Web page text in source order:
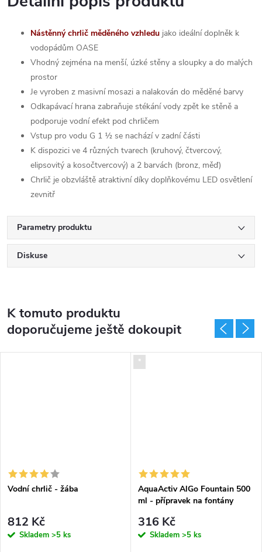
Nástěnný chrlič měděného vzhledu jako ideální doplněk k
vodopádům OASE
Vhodný zejména na menší, úzké stěny a sloupky a do malých
prostor
Je vyroben z masivní mosazi a nalakován do měděné barvy
Odkapávací hrana zabraňuje stékání vody zpět ke stěně a
podporuje vodní efekt pod chrličem
Vstup pro vodu G 1 ½ se nachází v zadní části
K dispozici ve 4 různých tvarech (kruhový, čtvercový,
elipsovitý a kosočtvercový) a 2 barvách (bronz, měď)
Chrlič je obzvláště atraktivní díky doplňkovému LED osvětlení
zevnitř
Parametry produktu
Diskuse
K tomuto produktu
doporučujeme ještě dokoupit
Vodní chrlič - žába
812 Kč
Skladem >5 ks
*
AquaActiv AlGo Fountain 500
ml - přípravek na fontány
316 Kč
Skladem >5 ks